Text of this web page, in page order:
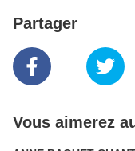
Partager
Vous aimerez